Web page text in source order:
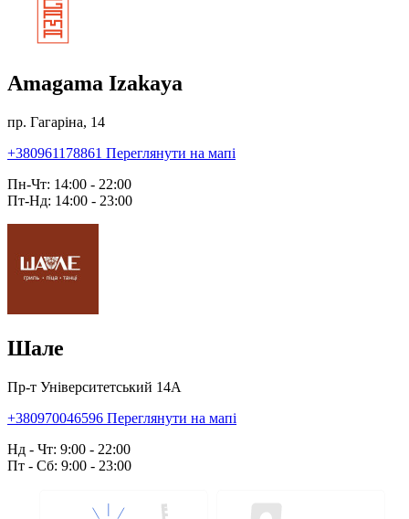
Amagama Izakaya
пр. Гагаріна, 14
+380961178861 Переглянути на мапі
Пн-Чт: 14:00 - 22:00
Пт-Нд: 14:00 - 23:00
Шале
Пр-т Університетський 14А
+380970046596 Переглянути на мапі
Нд - Чт: 9:00 - 22:00
Пт - Сб: 9:00 - 23:00